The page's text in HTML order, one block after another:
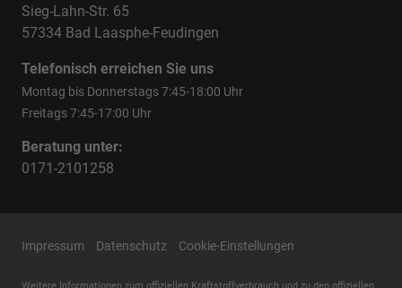
Sieg-Lahn-Str. 65
57334 Bad Laasphe-Feudingen
Telefonisch erreichen Sie uns
Montag bis Donnerstags 7:45-18:00 Uhr
Freitags 7:45-17:00 Uhr
Beratung unter:
0171-2101258
Impressum Datenschutz Cookie-Einstellungen